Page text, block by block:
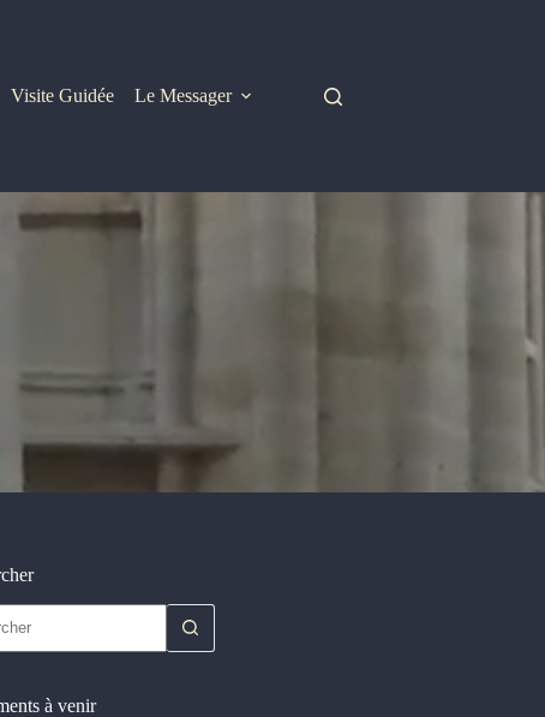
Visite Guidée Le Messager
à venir